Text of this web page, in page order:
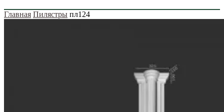
Главная Пилястры пл124